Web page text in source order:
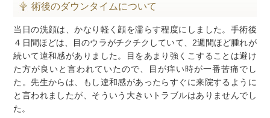
術後のダウンタイムについて
当日の洗顔は、かなり軽く顔を濡らす程度にしました。手術後
４日間ほどは、目のウラがチクチクしていて、2週間ほど腫れが
続いて違和感がありました。目をあまり強くこすることは避け
た方が良いと言われていたので、目が痒い時が一番苦痛でし
た。先生からは、もし違和感があったらすぐに来院するように
と言われましたが、そういう大きいトラブルはありませんでし
た。